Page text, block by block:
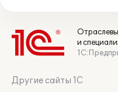
и
Другие сайты 1С